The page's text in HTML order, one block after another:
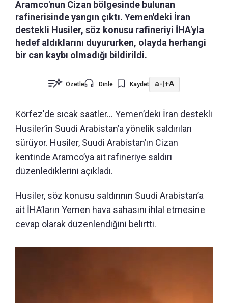
Aramco'nun Cizan bölgesinde bulunan
rafinerisinde yangın çıktı. Yemen'deki İran
destekli Husiler, söz konusu rafineriyi İHA'yla
hedef aldıklarını duyururken, olayda herhangi
bir can kaybı olmadığı bildirildi.
Özetle Dinle Kaydet a- +A
Körfez'de sıcak saatler... Yemen’deki İran destekli
Husiler’in Suudi Arabistan’a yönelik saldırıları
sürüyor. Husiler, Suudi Arabistan’ın Cizan
kentinde Aramco’ya ait rafineriye saldırı
düzenlediklerini açıkladı.
Husiler, söz konusu saldırının Suudi Arabistan’a
ait İHA’ların Yemen hava sahasını ihlal etmesine
cevap olarak düzenlendiğini belirtti.